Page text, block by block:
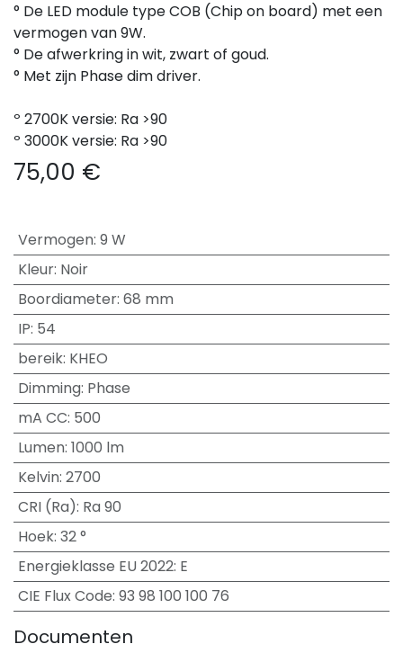
° De LED module type COB (Chip on board) met een
vermogen van 9W.
° De afwerkring in wit, zwart of goud.
° Met zijn Phase dim driver.
º 2700K versie: Ra >90
º 3000K versie: Ra >90
75,00 €
Vermogen: 9 W
Kleur: Noir
Boordiameter: 68 mm
IP: 54
bereik: KHEO
Dimming: Phase
mA CC: 500
Lumen: 1000 lm
Kelvin: 2700
CRI (Ra): Ra 90
Hoek: 32 °
Energieklasse EU 2022: E
CIE Flux Code: 93 98 100 100 76
Documenten